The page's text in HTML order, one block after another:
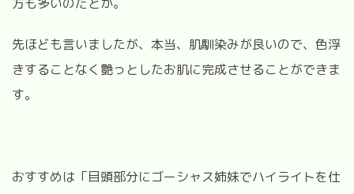
方も多いのだとか。
先ほども言いましたが、本当、肌馴染みが良いので、色浮
きすることなく艶っとしたお肌に完成させることができま
す。
おすすめは「目頭部分にゴーシャス姉妹でハイライトを仕